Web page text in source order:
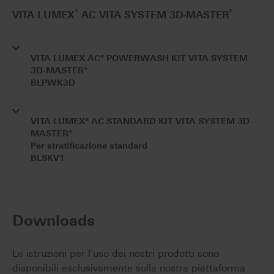
VITA LUMEX ® AC VITA SYSTEM 3D-MASTER ®
VITA LUMEX AC® POWERWASH KIT VITA SYSTEM
3D-MASTER®
BLPWK3D
VITA LUMEX® AC STANDARD KIT VITA SYSTEM 3D-
MASTER®
Per stratificazione standard
BLSKV1
Downloads
Le istruzioni per l'uso dei nostri prodotti sono
disponibili esclusivamente sulla nostra piattaforma